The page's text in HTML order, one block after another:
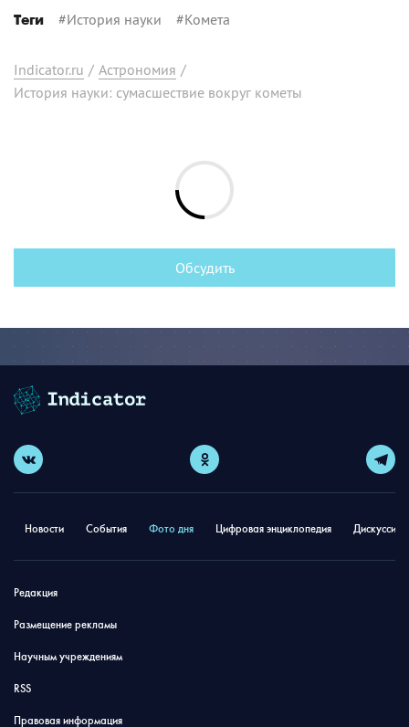
Теги #История науки #Комета
Indicator.ru / Астрономия /
История науки: сумасшествие вокруг кометы
Обсудить
Новости События Фото дня Цифровая энциклопедия
Редакция
Размещение рекламы
Научным учреждениям
RSS
Правовая информация